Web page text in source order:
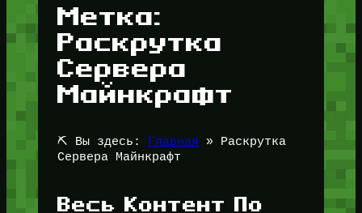
Метка:
Раскрутка
Сервера
Майнкрафт
⛏️ Вы здесь: Главная » Раскрутка
Сервера Майнкрафт
Весь Контент По